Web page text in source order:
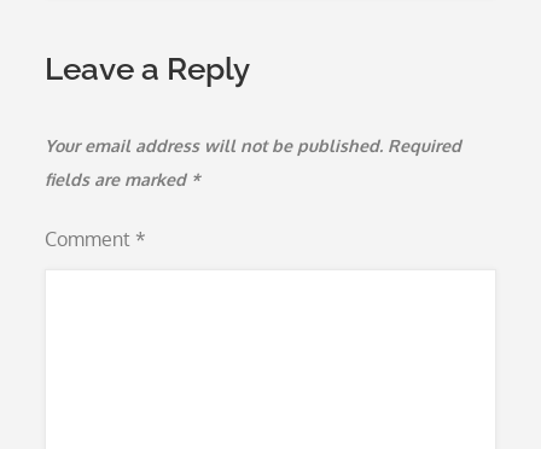
Leave a Reply
Your email address will not be published. Required
fields are marked *
Comment *